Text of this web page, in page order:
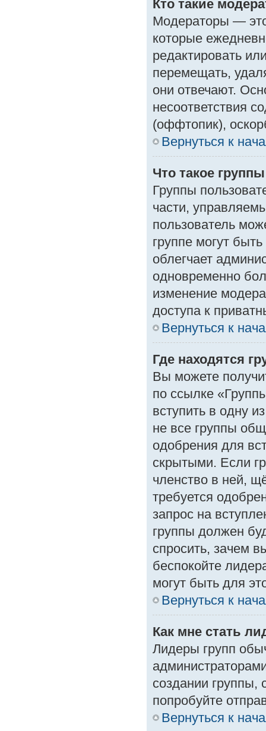
Кто такие
Модераторы —
которые
редактировать
перемещать,
они отвечают.
несоответствия
(оффтопик),
Вернуться к
Что такое
Группы
части,
пользователь
группе могут
облегчает
одновременно
изменение
доступа к
Вернуться к
Где находятся
Вы можете
по ссылке
вступить в одну
не все группы
одобрения для
скрытыми. Если
членство в ней,
требуется
запрос на
группы должен
спросить, зачем
беспокойте
могут быть для
Вернуться к
Как мне стать
Лидеры групп
создании группы,
попробуйте
Вернуться к